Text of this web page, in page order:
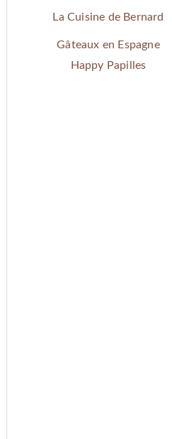
La Cuisine de Bernard
Gâteaux en Espagne
Happy Papilles